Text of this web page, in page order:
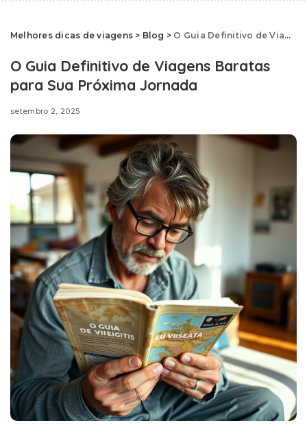
Melhores dicas de viagens > Blog > O Guia Definitivo de Viagens Baratas para Sua Próxima Jornada
O Guia Definitivo de Viagens Baratas
para Sua Próxima Jornada
setembro 2, 2025